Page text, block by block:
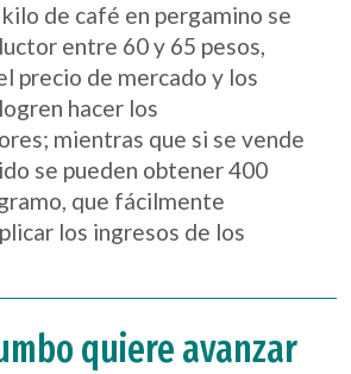
de café en pergamino se
entre 60 y 65 pesos,
precio de mercado y los
hacer los
mientras que si se vende
se pueden obtener 400
que fácilmente
los ingresos de los
quiere avanzar